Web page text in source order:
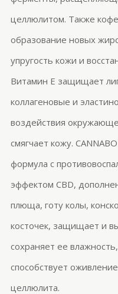
целлюлитом. Также
образование новых
упругость кожи и
Витамин Е защищает
коллагеновые и
воздействия
смягчает кожу. CANNABO
формула с
эффектом CBD,
плюща, готу колы,
косточек, защищает и
сохраняет ее
способствует
целлюлита.